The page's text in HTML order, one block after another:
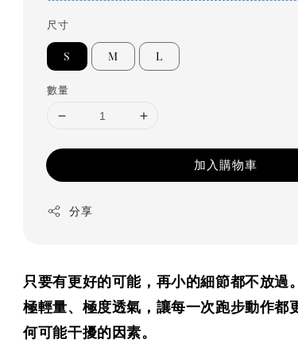
尺寸
S M L
數量
加入購物車
分享
只要有更好的可能，再小的細節都不放過。
極輕量、極度透氣，讓每一次跑步動作都
何可能干擾的因素。